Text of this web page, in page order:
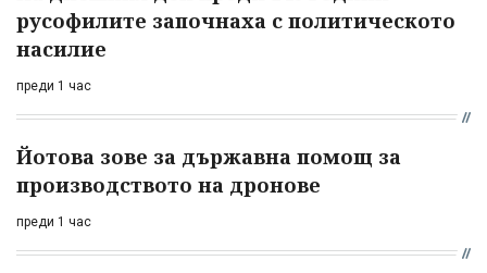
русофилите започнаха с политическото
насилие
преди 1 час
Йотова зове за държавна помощ за
производството на дронове
преди 1 час